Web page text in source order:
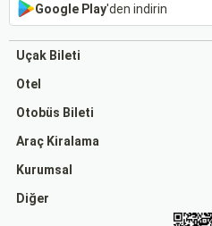
Google Play'den indirin
Uçak Bileti
Otel
Otobüs Bileti
Araç Kiralama
Kurumsal
Diğer